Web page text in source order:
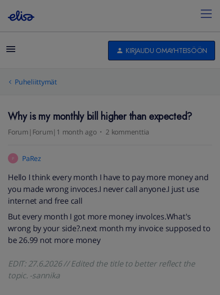
KIRJAUDU OMAYHTEISÖÖN
Puheliittymät
Why is my monthly bill higher than expected?
Forum|Forum|1 month ago 2 kommenttia
P PaRez
Hello I think every month I have to pay more money and
you made wrong invoces.I never call anyone.I just use
internet and free call
But every month I got more money involces.What's
wrong by your side?.next month my invoice supposed to
be 26.99 not more money
EDIT: 27.6.2026 // Edited the title to better reflect the
topic. -sannika